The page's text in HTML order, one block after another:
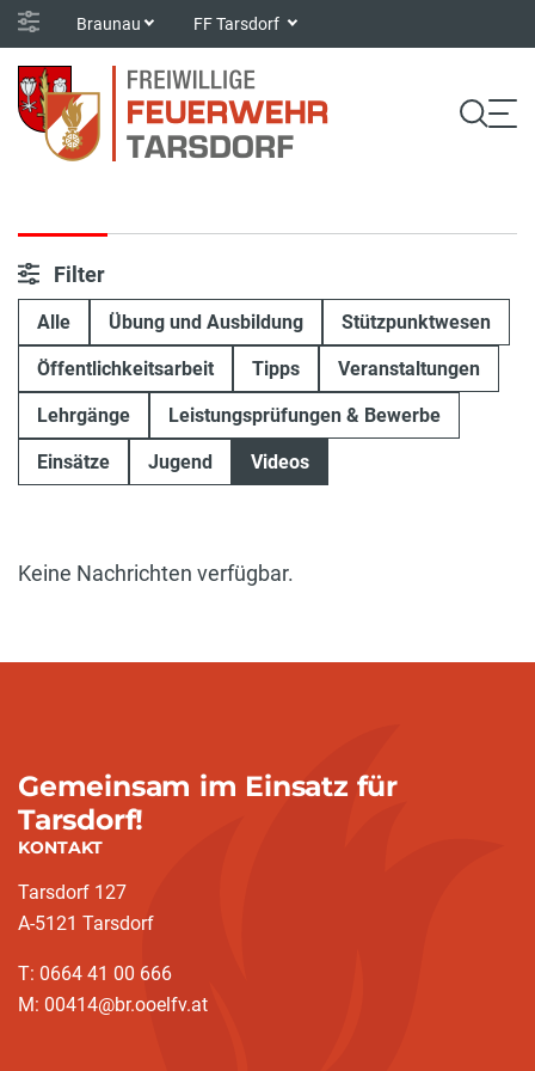
Braunau FF Tarsdorf
Filter
Alle Übung und Ausbildung Stützpunktwesen
Öffentlichkeitsarbeit Tipps Veranstaltungen
Lehrgänge Leistungsprüfungen & Bewerbe
Einsätze Jugend Videos
Keine Nachrichten verfügbar.
Gemeinsam im Einsatz für
Tarsdorf!
KONTAKT
Tarsdorf 127
A-5121 Tarsdorf
T: 0664 41 00 666
M: 00414@br.ooelfv.at